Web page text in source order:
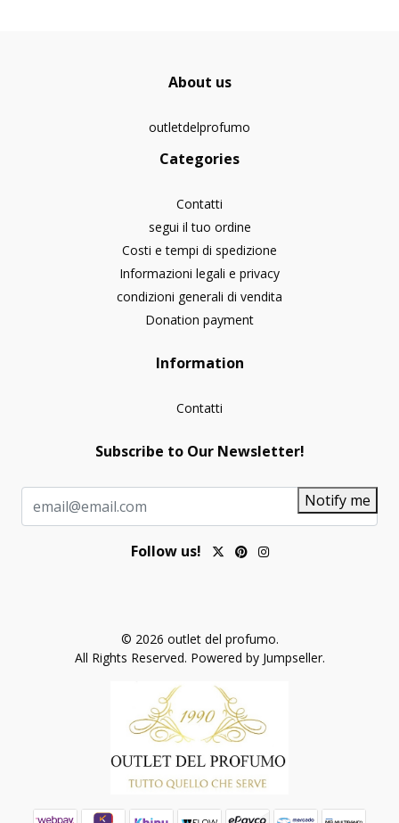
About us
outletdelprofumo
Categories
Contatti
segui il tuo ordine
Costi e tempi di spedizione
Informazioni legali e privacy
condizioni generali di vendita
Donation payment
Information
Contatti
Subscribe to Our Newsletter!
Notify me
Follow us!
© 2026 outlet del profumo.
All Rights Reserved. Powered by Jumpseller.